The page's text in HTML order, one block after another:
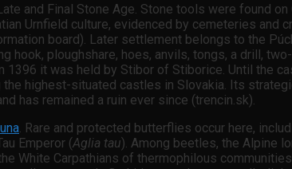
and Final Stone Age. Stone tools were found
Urnfield culture, evidenced by cemeteries
board). Later settlement belongs to the
hook, ploughshare, hoes, anvils, tongs, a drill,
1396 it was held by Stibor of Stiborice. Until the
highest-situated castles in Slovakia. Its
has remained a ruin ever since (trencin.sk).
. Rare and protected butterflies occur here,
Emperor (Aglia tau). Among beetles, the Alpine
White Carpathians of thermophilous